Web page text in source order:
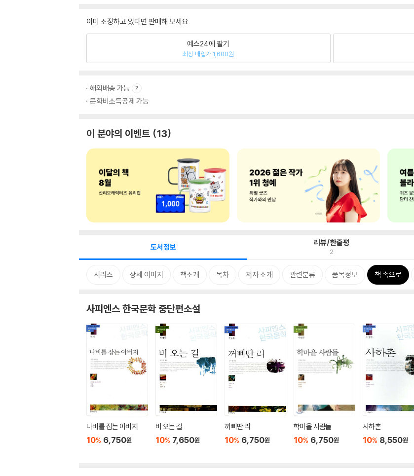
이미 소장하고 있다면 판매해 보세요.
예스24에 팔기
최상 매입가 1,600원
해외배송 가능
문화비소득공제 가능
이 분야의 이벤트 13
도서정보 리뷰/한줄평
2
시리즈 상세 이미지 책소개 목차 저자 소개 관련분류 품목정보 책 속으로
사피엔스 한국문학 중단편소설
나비를 잡는 아버지
10% 6,750원
비 오는 길
10% 7,650원
꺼삐딴 리
10% 6,750원
학마을 사람들
10% 6,750원
사하촌
10% 8,550원